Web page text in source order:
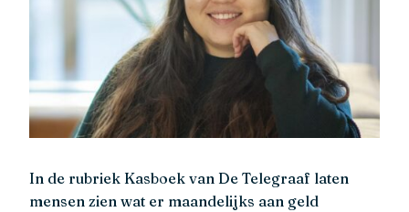
In de rubriek Kasboek van De Telegraaf laten
mensen zien wat er maandelijks aan geld